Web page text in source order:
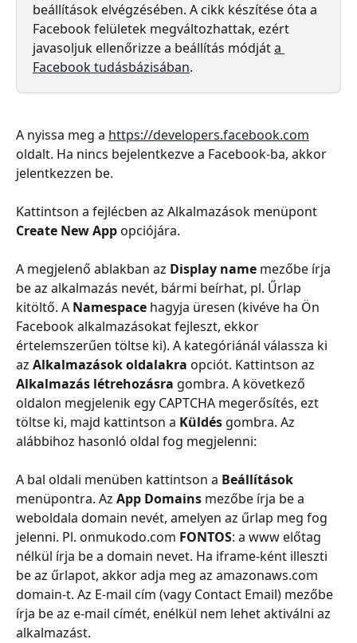
beállítások elvégzésében. A cikk készítése óta a
Facebook felületek megváltozhattak, ezért
javasoljuk ellenőrizze a beállítás módját a
Facebook tudásbázisában.
A nyissa meg a https://developers.facebook.com
oldalt. Ha nincs bejelentkezve a Facebook-ba, akkor
jelentkezzen be.
Kattintson a fejlécben az Alkalmazások menüpont
Create New App opciójára.
A megjelenő ablakban az Display name mezőbe írja
be az alkalmazás nevét, bármi beírhat, pl. Űrlap
kitöltő. A Namespace hagyja üresen (kivéve ha Ön
Facebook alkalmazásokat fejleszt, ekkor
értelemszerűen töltse ki). A kategóriánál válassza ki
az Alkalmazások oldalakra opciót. Kattintson az
Alkalmazás létrehozásra gombra. A következő
oldalon megjelenik egy CAPTCHA megerősítés, ezt
töltse ki, majd kattintson a Küldés gombra. Az
alábbihoz hasonló oldal fog megjelenni:
A bal oldali menüben kattintson a Beállítások
menüpontra. Az App Domains mezőbe írja be a
weboldala domain nevét, amelyen az űrlap meg fog
jelenni. Pl. onmukodo.com FONTOS: a www előtag
nélkül írja be a domain nevet. Ha iframe-ként illeszti
be az űrlapot, akkor adja meg az amazonaws.com
domain-t. Az E-mail cím (vagy Contact Email) mezőbe
írja be az e-mail címét, enélkül nem lehet aktiválni az
alkalmazást.